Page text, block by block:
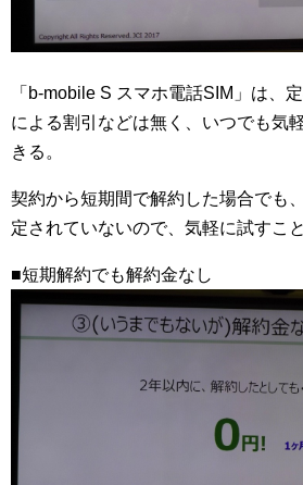
「b-mobile S スマホ電話SIM」は、
による割引などは無く、いつでも気
きる。
契約から短期間で解約した場合でも
定されていないので、気軽に試すこ
■短期解約でも解約金なし